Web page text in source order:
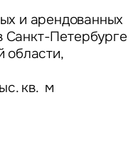
и арендованных
Санкт-Петербурге
области,
кв. м